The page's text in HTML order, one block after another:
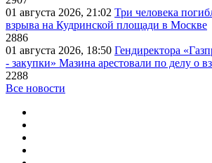
01 августа 2026, 21:02 Три человека
взрыва на Кудринской площади в Москве
2886
01 августа 2026, 18:50 Гендиректора
- закупки» Мазина арестовали по делу о
2288
Все новости